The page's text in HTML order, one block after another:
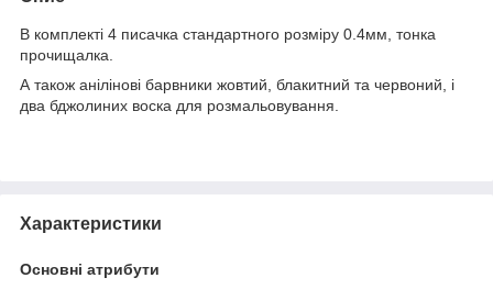
В комплекті 4 писачка стандартного розміру 0.4мм, тонка
прочищалка.
А також анілінові барвники жовтий, блакитний та червоний, і
два бджолиних воска для розмальовування.
Характеристики
Основні атрибути